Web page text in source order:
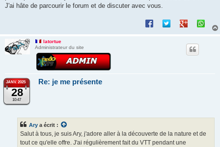
J'ai hâte de parcourir le forum et de discuter avec vous.
latortue
Administrateur du site
JANV. 2025
28
10:47
Re: je me présente
Ary a écrit :
Salut à tous, je suis Ary, j'adore aller à la découverte de la nature et de
tout ce qu'elle offre. J'ai régulièrement fait du VTT pendant une